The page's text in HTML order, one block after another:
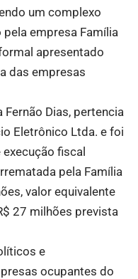
um complexo
empresa Família
apresentado
das empresas
Fernão Dias, pertencia
Eletrônico Ltda. e foi
fiscal
pela Família
valor equivalente
27 milhões prevista
e
ocupantes do